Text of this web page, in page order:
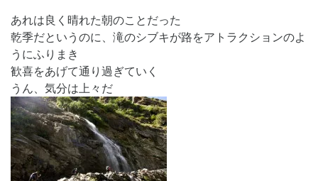
あれは良く晴れた朝のことだった
乾季だというのに、滝のシブキが路をアトラクションのよ
うにふりまき
歓喜をあげて通り過ぎていく
うん、気分は上々だ